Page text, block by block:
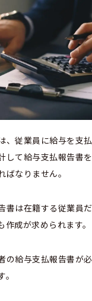
、従業員に給与を支
して給与支払報告書
なりません。
書は在籍する従業員
成が求められます。
の給与支払報告書が